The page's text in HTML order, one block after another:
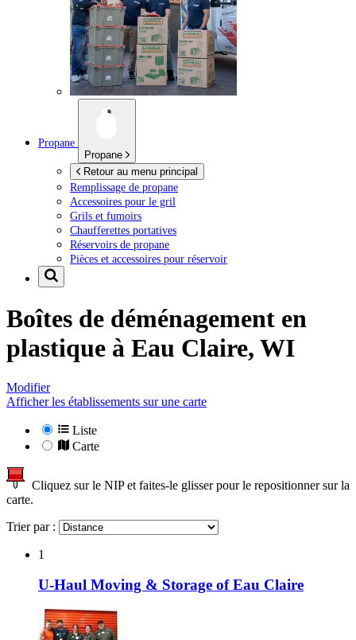
Propane
Propane
Retour au menu principal
Remplissage de propane
Accessoires pour le gril
Grils et fumoirs
Chaufferettes portatives
Réservoirs de propane
Pièces et accessoires pour réservoir
Boîtes de déménagement en
plastique à Eau Claire, WI
Modifier
Afficher les établissements sur une carte
Liste
Carte
Cliquez sur le NIP et faites-le glisser pour le repositionner sur la
carte.
Trier par :
1
U-Haul Moving & Storage of Eau Claire